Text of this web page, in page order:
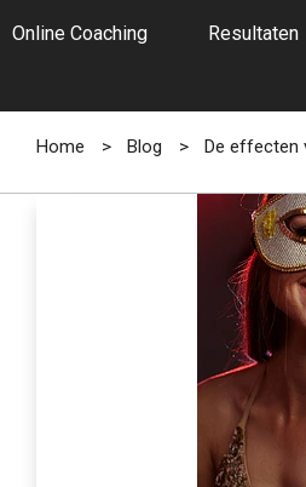
Online Coaching Resultaten
Home > Blog > De effecten